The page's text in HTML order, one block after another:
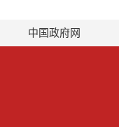
中国政府网